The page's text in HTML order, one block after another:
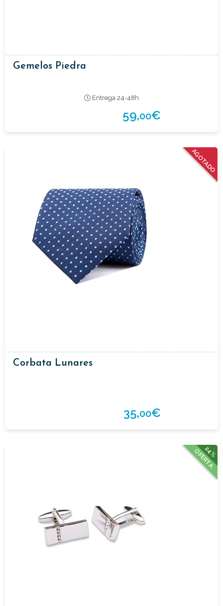
Gemelos Piedra
Entrega 24-48h
59,00€
AGOTADO
Corbata Lunares
35,00€
24%
OFERTA